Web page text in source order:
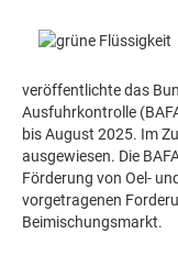
veröffentlichte das
Ausfuhrkontrolle
bis August 2025. Im
ausgewiesen. Die
Förderung von Oel-
vorgetragenen
Beimischungsmarkt.